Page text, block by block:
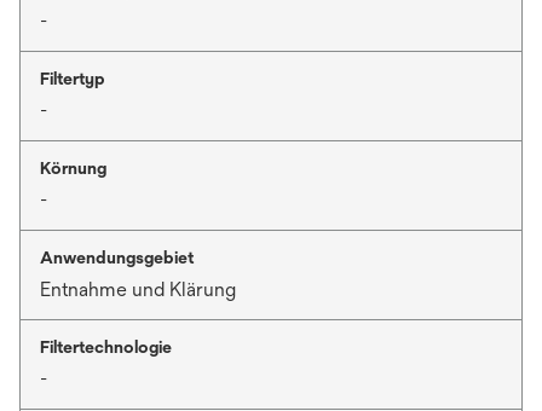
-
Filtertyp
-
Körnung
-
Anwendungsgebiet
Entnahme und Klärung
Filtertechnologie
-